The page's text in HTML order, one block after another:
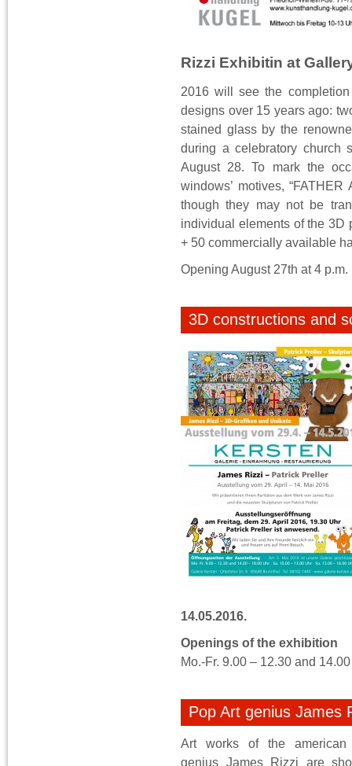
Rizzi Exhibitin at
2016 will see the
designs over 15 years ago:
stained glass by the
during a celebratory church
August 28. To mark the
windows’ motives,
though they may not be
individual elements of the
+ 50 commercially available
Opening August 27th at 4 p.m.
3D constructions and
14.05.2016.
Openings of the exhibition
Mo.-Fr. 9.00 – 12.30 and
Pop Art genius James
Art works of the
genius James Rizzi are